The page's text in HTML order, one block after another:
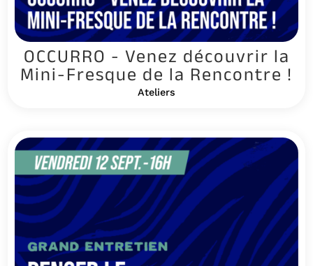
OCCURRO - Venez découvrir la
Mini-Fresque de la Rencontre !
Ateliers